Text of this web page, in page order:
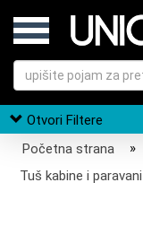
Otvori Filtere
Početna strana
»
Tuš kabine i paravani